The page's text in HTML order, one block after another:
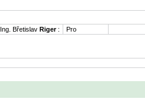
Ing. Břetislav Riger: Pro